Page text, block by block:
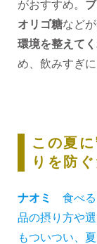
がおすすめ。
オリゴ糖など
環境を整えて
め、飲みすぎに
この夏
りを防
ナオミ
食べる
品の摂り方や
もついつい、